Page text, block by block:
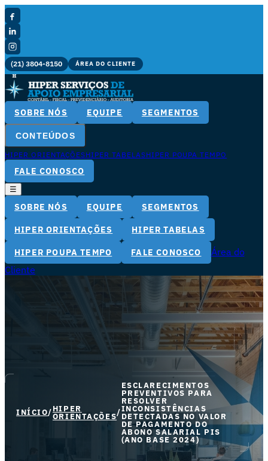
(21) 3804-8150 ÁREA DO CLIENTE
SOBRE NÓS EQUIPE SEGMENTOS
CONTEÚDOS
HIPER ORIENTAÇÕESHIPER TABELASHIPER POUPA TEMPO
FALE CONOSCO
☰
SOBRE NÓS EQUIPE SEGMENTOS
HIPER ORIENTAÇÕES HIPER TABELAS
HIPER POUPA TEMPO FALE CONOSCO
Área do
Cliente
INÍCIO/HIPER
ORIENTAÇÕES/
ESCLARECIMENTOS
PREVENTIVOS PARA
RESOLVER
INCONSISTÊNCIAS
DETECTADAS NO VALOR
DE PAGAMENTO DO
ABONO SALARIAL PIS
(ANO BASE 2024)